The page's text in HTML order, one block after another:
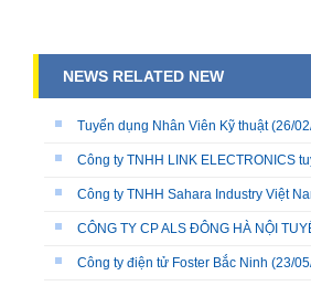
NEWS RELATED NEW
Tuyển dụng Nhân Viên Kỹ thuật(26/
Công ty TNHH LINK ELECTRONICS
Công ty TNHH Sahara Industry Việt
CÔNG TY CP ALS ĐÔNG HÀ NỘI
Công ty điện tử Foster Bắc Ninh (23/